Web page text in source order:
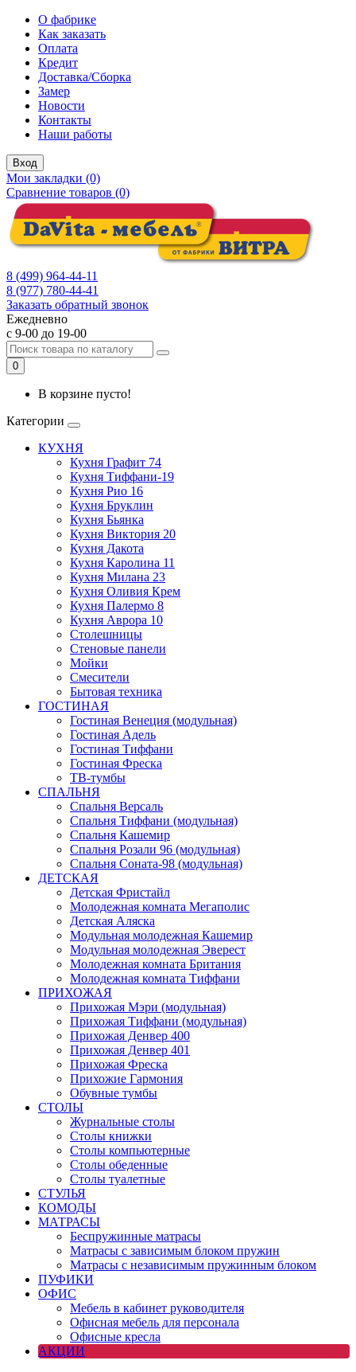
О фабрике
Как заказать
Оплата
Кредит
Доставка/Сборка
Замер
Новости
Контакты
Наши работы
Вход
Мои закладки (0)
Сравнение товаров (0)
8 (499) 964-44-11
8 (977) 780-44-41
Заказать обратный звонок
Ежедневно
с 9-00 до 19-00
0
В корзине пусто!
Категории
КУХНЯ
Кухня Графит 74
Кухня Тиффани-19
Кухня Рио 16
Кухня Бруклин
Кухня Бьянка
Кухня Виктория 20
Кухня Дакота
Кухня Каролина 11
Кухня Милана 23
Кухня Оливия Крем
Кухня Палермо 8
Кухня Аврора 10
Столешницы
Стеновые панели
Мойки
Смесители
Бытовая техника
ГОСТИНАЯ
Гостиная Венеция (модульная)
Гостиная Адель
Гостиная Тиффани
Гостиная Фреска
ТВ-тумбы
СПАЛЬНЯ
Спальня Версаль
Спальня Тиффани (модульная)
Спальня Кашемир
Спальня Розали 96 (модульная)
Спальня Соната-98 (модульная)
ДЕТСКАЯ
Детская Фристайл
Молодежная комната Мегаполис
Детская Аляска
Модульная молодежная Кашемир
Модульная молодежная Эверест
Молодежная комната Британия
Молодежная комната Тиффани
ПРИХОЖАЯ
Прихожая Мэри (модульная)
Прихожая Тиффани (модульная)
Прихожая Денвер 400
Прихожая Денвер 401
Прихожая Фреска
Прихожие Гармония
Обувные тумбы
СТОЛЫ
Журнальные столы
Столы книжки
Столы компьютерные
Столы обеденные
Столы туалетные
СТУЛЬЯ
КОМОДЫ
МАТРАСЫ
Беспружинные матрасы
Матрасы с зависимым блоком пружин
Матрасы с независимым пружинным блоком
ПУФИКИ
ОФИС
Мебель в кабинет руководителя
Офисная мебель для персонала
Офисные кресла
АКЦИИ